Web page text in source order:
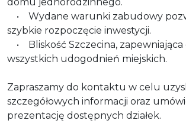
• Wydane warunki zabudowy
szybkie rozpoczęcie inwestycji.
• Bliskość Szczecina, zapewniająca
wszystkich udogodnień miejskich.
Zapraszamy do kontaktu w celu
szczegółowych informacji oraz
prezentację dostępnych działek.